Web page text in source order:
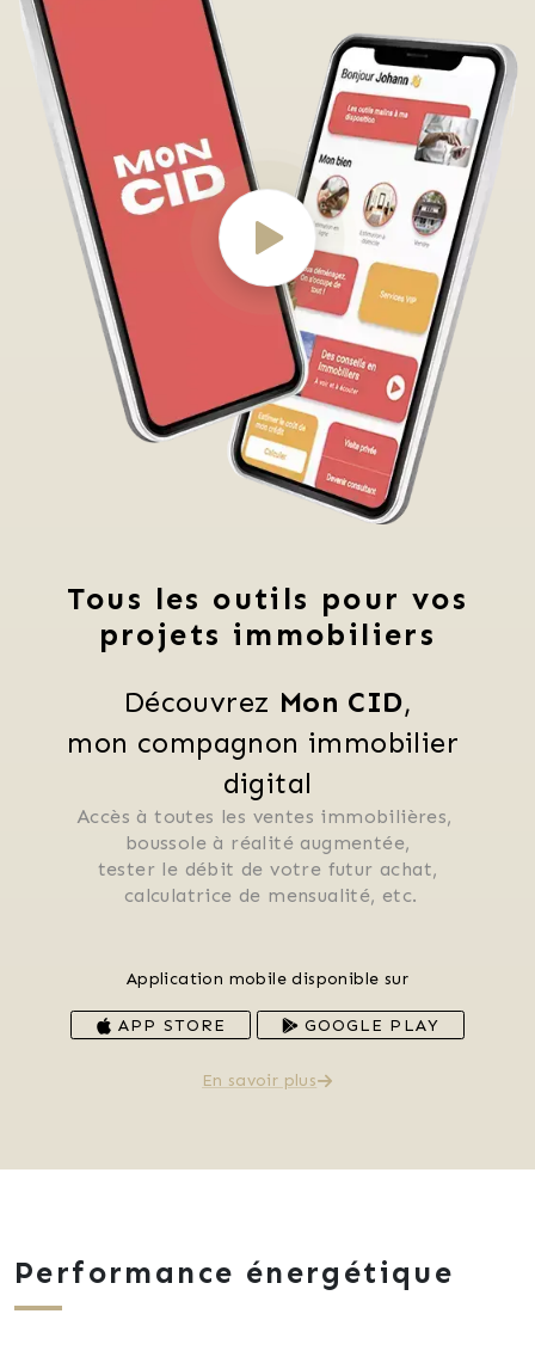
Tous les outils pour vos
projets immobiliers
Découvrez Mon CID,
mon compagnon immobilier
digital
Accès à toutes les ventes immobilières,
boussole à réalité augmentée,
tester le débit de votre futur achat,
calculatrice de mensualité, etc.
Application mobile disponible sur
APP STORE GOOGLE PLAY
En savoir plus
Performance énergétique